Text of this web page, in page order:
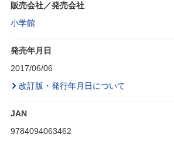
販売会社／発売会社
小学館
発売年月日
2017/06/06
改訂版・発行年月日について
JAN
9784094063462